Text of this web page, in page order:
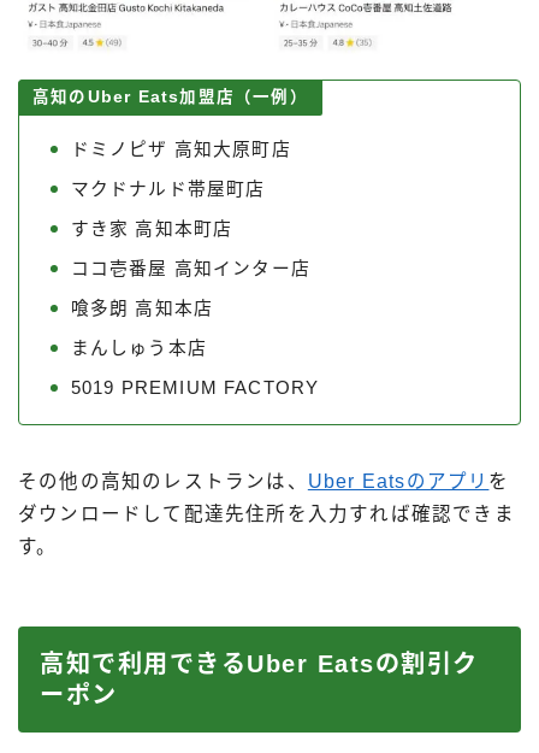
高知のUber Eats加盟店（一例）
ドミノピザ 高知大原町店
マクドナルド帯屋町店
すき家 高知本町店
ココ壱番屋 高知インター店
喰多朗 高知本店
まんしゅう本店
5019 PREMIUM FACTORY
その他の高知のレストランは、 Uber Eatsのアプリ を
ダウンロードして配達先住所を入力すれば確認できま
す。
高知で利用できるUber Eatsの割引ク
ーポン